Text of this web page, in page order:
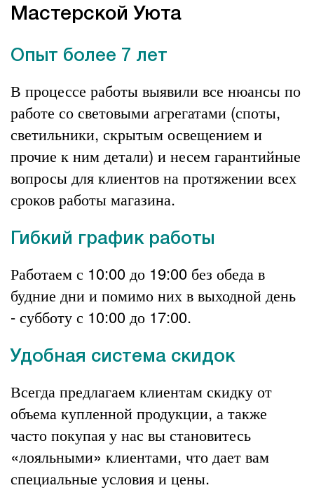
Мастерской Уюта
Опыт более 7 лет
В процессе работы выявили все нюансы по
работе со световыми агрегатами (споты,
светильники, скрытым освещением и
прочие к ним детали) и несем гарантийные
вопросы для клиентов на протяжении всех
сроков работы магазина.
Гибкий график работы
Работаем с 10:00 до 19:00 без обеда в
будние дни и помимо них в выходной день
- субботу с 10:00 до 17:00.
Удобная система скидок
Всегда предлагаем клиентам скидку от
объема купленной продукции, а также
часто покупая у нас вы становитесь
«лояльными» клиентами, что дает вам
специальные условия и цены.